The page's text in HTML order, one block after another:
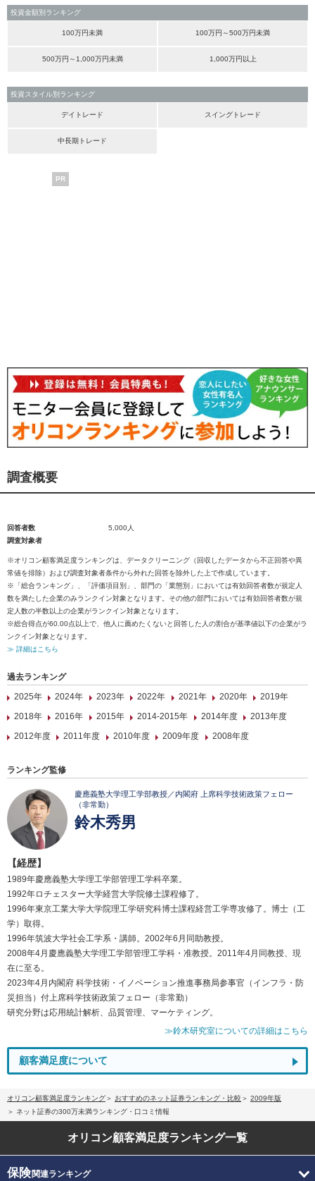
投資金額別ランキング
100万円未満 100万円～500万円未満
500万円～1,000万円未満 1,000万円以上
投資スタイル別ランキング
デイトレード スイングトレード
中長期トレード
PR
調査概要
回答者数
5,000人
調査対象者
※オリコン顧客満足度ランキングは、データクリーニング（回収したデータから不正回答や異
常値を排除）および調査対象者条件から外れた回答を除外した上で作成しています。
※「総合ランキング」、「評価項目別」、部門の「業態別」においては有効回答者数が規定人
数を満たした企業のみランクイン対象となります。その他の部門においては有効回答者数が規
定人数の半数以上の企業がランクイン対象となります。
※総合得点が60.00点以上で、他人に薦めたくないと回答した人の割合が基準値以下の企業がラ
ンクイン対象となります。
≫ 詳細はこちら
過去ランキング
2025年
2024年 2023年 2022年 2021年 2020年
2019年
2018年
2016年 2015年 2014-2015年 2014年度
2013年度
2012年度
2011年度 2010年度 2009年度 2008年度
ランキング監修
慶應義塾大学理工学部教授／内閣府 上席科学技術政策フェロー
（非常勤）
鈴木秀男
【経歴】
1989年慶應義塾大学理工学部管理工学科卒業。
1992年ロチェスター大学経営大学院修士課程修了。
1996年東京工業大学大学院理工学研究科博士課程経営工学専攻修了。博士（工
学）取得。
1996年筑波大学社会工学系・講師。2002年6月同助教授。
2008年4月慶應義塾大学理工学部管理工学科・准教授。2011年4月同教授、現
在に至る。
2023年4月内閣府 科学技術・イノベーション推進事務局参事官（インフラ・防
災担当）付上席科学技術政策フェロー（非常勤）
研究分野は応用統計解析、品質管理、マーケティング。
≫鈴木研究室についての詳細はこちら
顧客満足度について
オリコン顧客満足度ランキング おすすめのネット証券ランキング・比較
2009年版
ネット証券の300万未満ランキング・口コミ情報
オリコン顧客満足度ランキング一覧
保険関連ランキング